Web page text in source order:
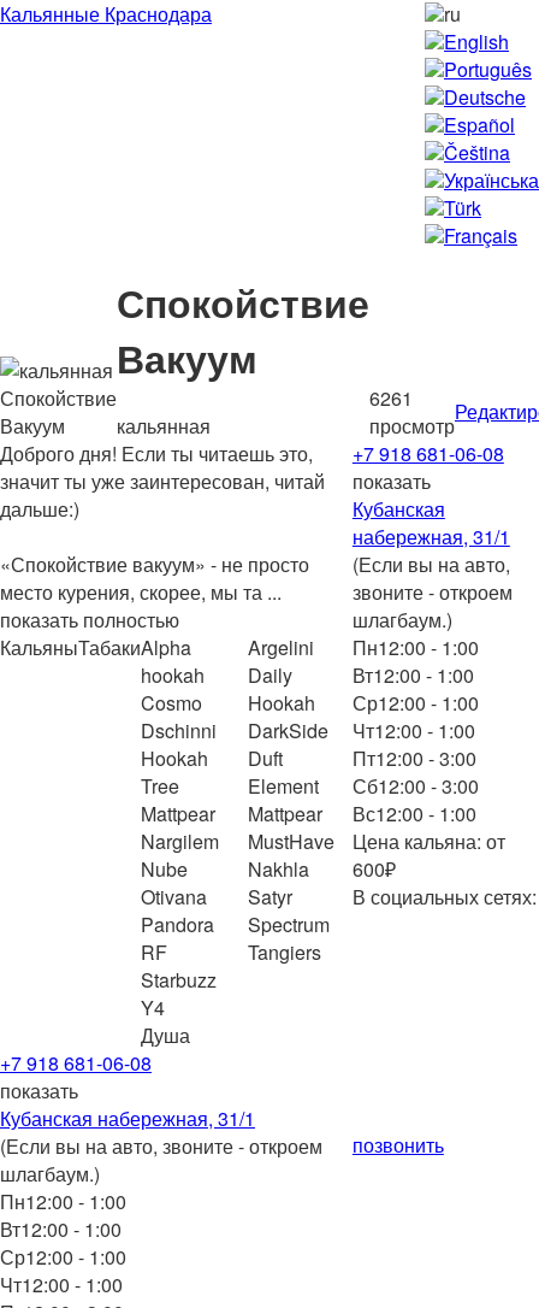
Кальянные Краснодара
ru
English
Português
Deutsche
Español
Čeština
Українська
Türk
Français
Спокойствие
Вакуум
кальянная
6261
просмотр
Доброго дня! Если ты читаешь это,
значит ты уже заинтересован, читай
дальше:)
«Спокойствие вакуум» - не просто
место курения, скорее, мы та ...
показать полностью
КальяныТабакиAlpha
hookah
Cosmo
Dschinni
Hookah
Tree
Mattpear
Nargilem
Nube
Otivana
Pandora
RF
Starbuzz
Y4
Душа
Argelini
Daily
Hookah
DarkSide
Duft
Element
Mattpear
MustHave
Nakhla
Satyr
Spectrum
Tangiers
+7 918 681-06-08
показать
Кубанская набережная, 31/1
(Если вы на авто, звоните - откроем
шлагбаум.)
Пн12:00 - 1:00
Вт12:00 - 1:00
Ср12:00 - 1:00
Чт12:00 - 1:00
+7 918 681-06-08
показать
Кубанская
набережная, 31/1
(Если вы на авто,
звоните - откроем
шлагбаум.)
Пн12:00 - 1:00
Вт12:00 - 1:00
Ср12:00 - 1:00
Чт12:00 - 1:00
Пт12:00 - 3:00
Сб12:00 - 3:00
Вс12:00 - 1:00
Цена кальяна: от
600₽
В социальных сетях:
позвонить